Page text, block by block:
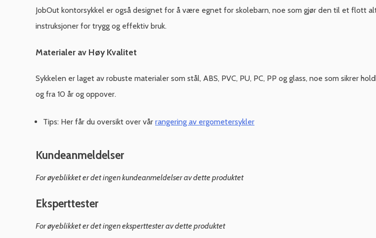
JobOut kontorsykkel er også designet for å være egnet for skolebarn, noe som gjør den til et flott
instruksjoner for trygg og effektiv bruk.
Materialer av Høy Kvalitet
Sykkelen er laget av robuste materialer som stål, ABS, PVC, PU, PC, PP og glass, noe som sikrer
og fra 10 år og oppover.
Tips: Her får du oversikt over vår rangering av ergometersykler
Kundeanmeldelser
For øyeblikket er det ingen kundeanmeldelser av dette produktet
Eksperttester
For øyeblikket er det ingen eksperttester av dette produktet